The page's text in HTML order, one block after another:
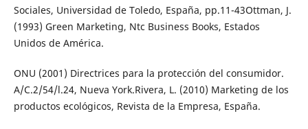
Sociales, Universidad de Toledo, España, pp.11-43Ottman, J.
(1993) Green Marketing, Ntc Business Books, Estados
Unidos de América.
ONU (2001) Directrices para la protección del consumidor.
A/C.2/54/l.24, Nueva York.Rivera, L. (2010) Marketing de los
productos ecológicos, Revista de la Empresa, España.